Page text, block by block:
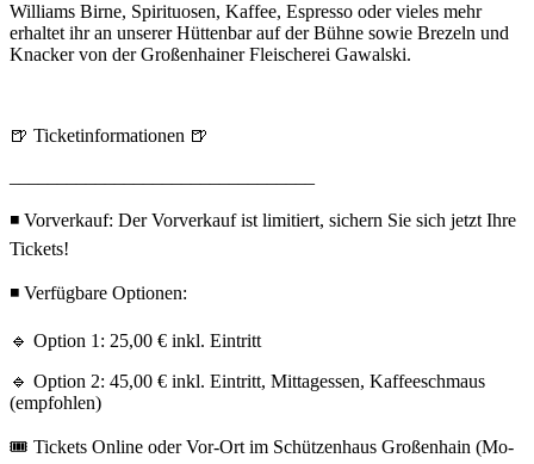
Williams Birne, Spirituosen, Kaffee, Espresso oder vieles mehr
erhaltet ihr an unserer Hüttenbar auf der Bühne sowie Brezeln und
Knacker von der Großenhainer Fleischerei Gawalski.
🍺 Ticketinformationen 🍺
◾ Vorverkauf: Der Vorverkauf ist limitiert, sichern Sie sich jetzt Ihre
Tickets!
◾ Verfügbare Optionen:
🔹 Option 1: 25,00 € inkl. Eintritt
🔹 Option 2: 45,00 € inkl. Eintritt, Mittagessen, Kaffeeschmaus
(empfohlen)
🎟️ Tickets Online oder Vor-Ort im Schützenhaus Großenhain (Mo-